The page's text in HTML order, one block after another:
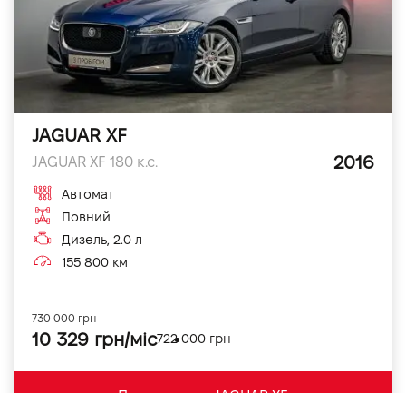
JAGUAR XF
JAGUAR XF 180 к.с. 2016
Автомат
Повний
Дизель, 2.0 л
155 800 км
10 329 грн/міс722 000 грн
730 000 грн